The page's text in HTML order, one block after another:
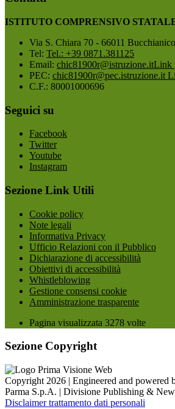
ISTITUTO COMPRENSIVO
Via S. Chiara 70 - 66011
Tel: Tel.: +39 0871.381125
Email: chic81900r@istruzione.itLink
PEC: chic81900r@pec.istruzione.it
C.F.: 80001000696
Seguici su
Facebook
Twitter
Youtube
Instagram
Sezione Link Utili
Cookie policy
Note legali
Informativa Privacy
Ufficio Relazioni con il Pubblico
Dichiarazione di accessibilità
Obiettivi di accessibilità
Whistleblowing
Gestione consensi cookie
Amministrazione trasparente
Pagina visualizzata 3278 volte
Sezione Copyright
Copyright 2026 | Engineered and powered
Parma S.p.A. | Divisione Publishing &
Disclaimer trattamento dati personali